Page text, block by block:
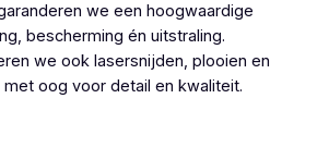
we een hoogwaardige
bescherming én uitstraling.
we ook lasersnijden, plooien en
met oog voor detail en kwaliteit.